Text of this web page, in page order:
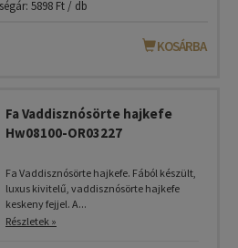
5898 Ft / db
KOSÁRBA
Fa Vaddisznósörte hajkefe
Hw08100-OR03227
Fa Vaddisznósörte hajkefe. Fából készült,
luxus kivitelű, vaddisznósörte hajkefe
keskeny fejjel. A...
Részletek »